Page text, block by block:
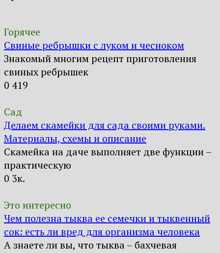
Горячее
Свиные ребрышки с луком и чесноком
Знакомый многим рецепт приготовления
свиных ребрышек
0 419
Сад
Делаем скамейки для сада своими руками.
Материалы, схемы и описание
Скамейка на даче выполняет две функции –
практическую
0 3к.
Это интересно
Чем полезна тыква ее семечки и тыквенный
сок: есть ли вред для организма человека
А знаете ли вы, что тыква – бахчевая